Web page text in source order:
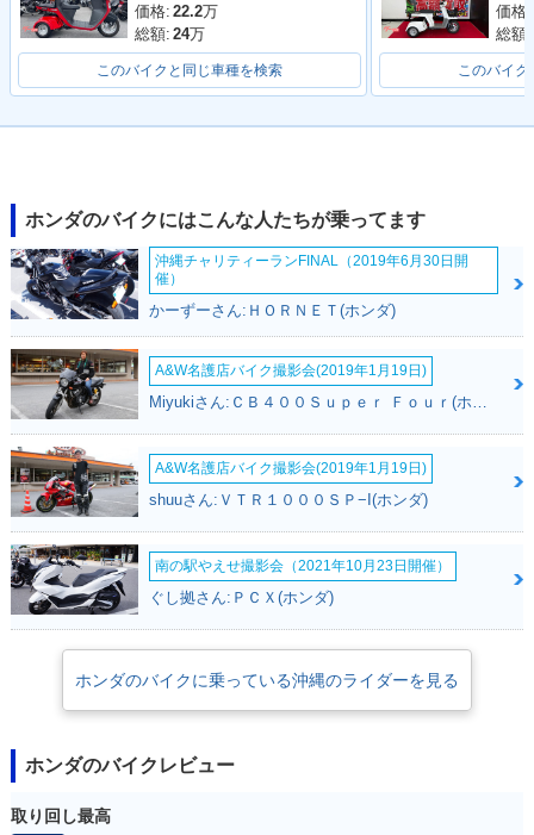
装備タイプ・追加
1992年 GYRO X・
カラーチェンジ
1990年 GYRO X・
マイナーチェンジ
1983年 GYRO X・
マイナーチェンジ
1982年 GYRO X・
新登場
価格: 22.2万
総額: 24万
このバイクと同じ車種を検索
価格:
総額:
このバイク
ホンダのバイクにはこんな人たちが乗ってます
沖縄チャリティーランFINAL（2019年6月30日開
催）
かーずーさん:ＨＯＲＮＥＴ(ホンダ)
A&W名護店バイク撮影会(2019年1月19日)
A&W名護店バイク撮影会(2019年1月19日)
shuuさん:ＶＴＲ１０００ＳＰ−I(ホンダ)
南の駅やえせ撮影会（2021年10月23日開催）
ぐし拠さん:ＰＣＸ(ホンダ)
ホンダのバイクに乗っている沖縄のライダーを見る
ホンダのバイクレビュー
取り回し最高